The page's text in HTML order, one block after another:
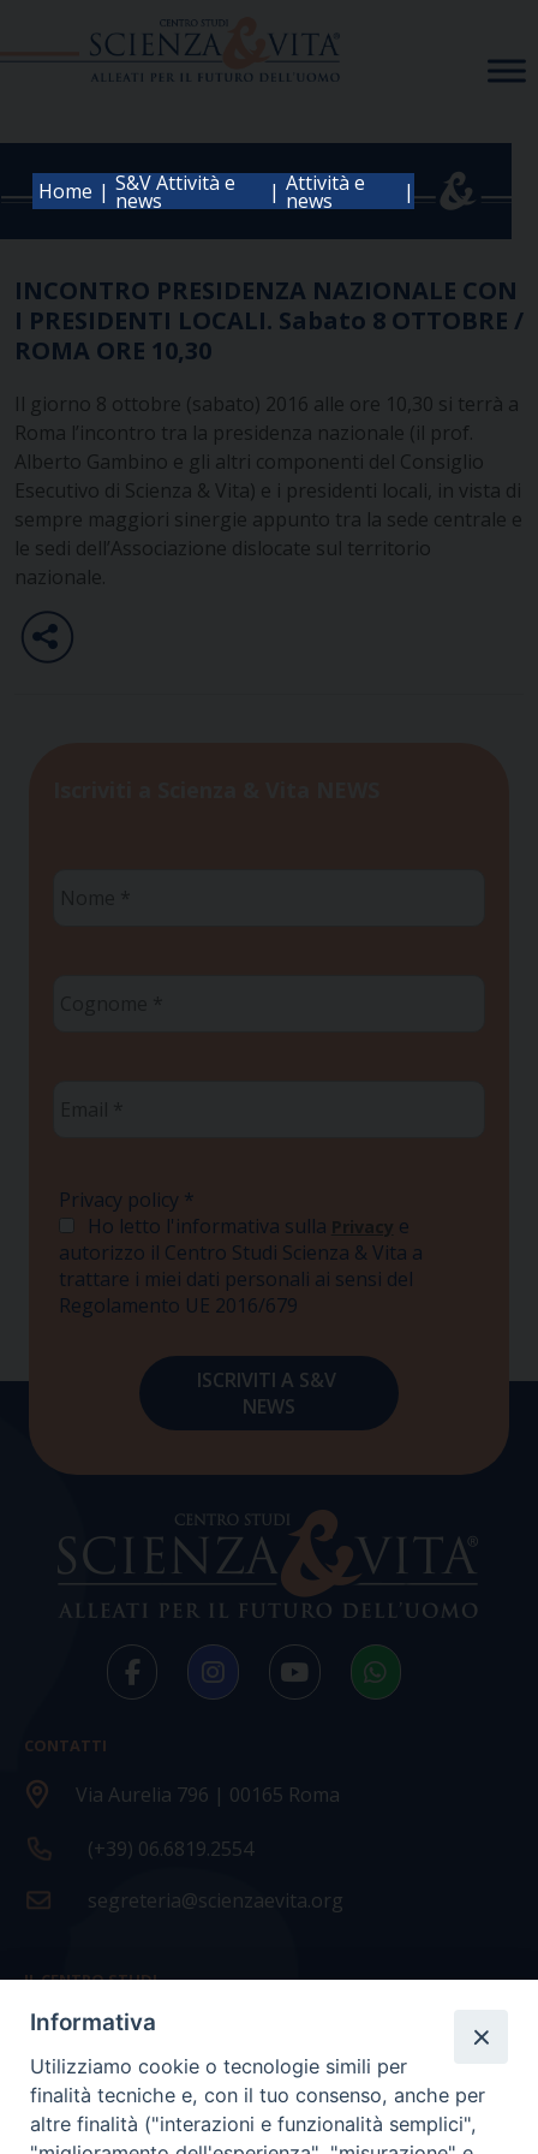
Home | S&V Attività e
news | Attività e
news |
INCONTRO PRESIDENZA NAZIONALE CON
I PRESIDENTI LOCALI. Sabato 8 OTTOBRE /
ROMA ORE 10,30
Il giorno 8 ottobre (sabato) 2016 alle ore 10,30 si terrà a
Roma l’incontro tra la presidenza nazionale (il prof.
Alberto Gambino e gli altri componenti del Consiglio
Esecutivo di Scienza & Vita) e i presidenti locali, in vista di
sempre maggiori sinergie appunto tra la sede centrale e
le sedi dell’Associazione dislocate sul territorio
nazionale.
Privacy policy *
Ho letto l'informativa sulla Privacy e
autorizzo il Centro Studi Scienza & Vita a
trattare i miei dati personali ai sensi del
Regolamento UE 2016/679
CONTATTI
Via Aurelia 796 | 00165 Roma
(+39) 06.6819.2554
segreteria@scienzaevita.org
IL CENTRO STUDI
La nostra storia
Statuto
Presidenza e ufficio presidenza
Informativa
Utilizziamo cookie o tecnologie simili per
finalità tecniche e, con il tuo consenso, anche per
altre finalità ("interazioni e funzionalità semplici",